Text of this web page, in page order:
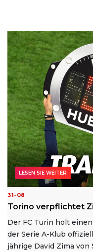
31-08
Torino verpflichtet
Der FC Turin holt
der Serie A-Klub
jährige David Zima von
LESEN SIE WEITER